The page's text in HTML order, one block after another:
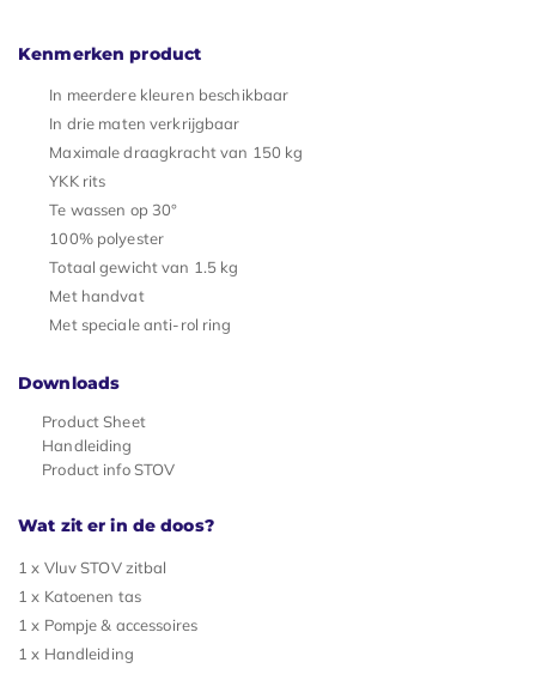
Kenmerken product
In meerdere kleuren beschikbaar
In drie maten verkrijgbaar
Maximale draagkracht van 150 kg
YKK rits
Te wassen op 30°
100% polyester
Totaal gewicht van 1.5 kg
Met handvat
Met speciale anti-rol ring
Downloads
Product Sheet
Handleiding
Product info STOV
Wat zit er in de doos?
1 x Vluv STOV zitbal
1 x Katoenen tas
1 x Pompje & accessoires
1 x Handleiding